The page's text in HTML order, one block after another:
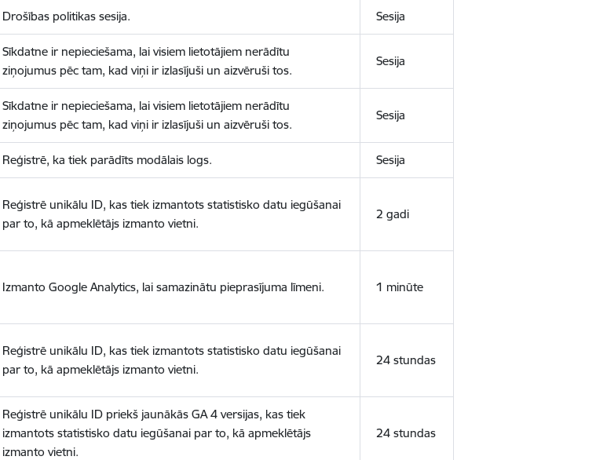
Drošības politikas sesija. Sesija
Sīkdatne ir nepieciešama, lai visiem lietotājiem nerādītu
ziņojumus pēc tam, kad viņi ir izlasījuši un aizvēruši tos.
Sesija
Sīkdatne ir nepieciešama, lai visiem lietotājiem nerādītu
ziņojumus pēc tam, kad viņi ir izlasījuši un aizvēruši tos.
Sesija
Reģistrē, ka tiek parādīts modālais logs. Sesija
Reģistrē unikālu ID, kas tiek izmantots statistisko datu iegūšanai
par to, kā apmeklētājs izmanto vietni.
2 gadi
Izmanto Google Analytics, lai samazinātu pieprasījuma līmeni. 1 minūte
Reģistrē unikālu ID, kas tiek izmantots statistisko datu iegūšanai
par to, kā apmeklētājs izmanto vietni.
24 stundas
Reģistrē unikālu ID priekš jaunākās GA 4 versijas, kas tiek
izmantots statistisko datu iegūšanai par to, kā apmeklētājs
izmanto vietni.
24 stundas